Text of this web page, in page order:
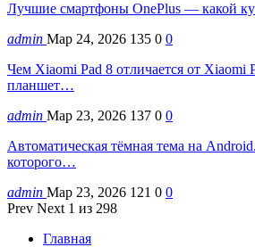
Лучшие смартфоны OnePlus — какой
admin Мар 24, 2026 135 0 0
Чем Xiaomi Pad 8 отличается от Xiaomi
планшет…
admin Мар 23, 2026 137 0 0
Автоматическая тёмная тема на
которого…
admin Мар 23, 2026 121 0 0
Prev Next 1 из 298
Главная